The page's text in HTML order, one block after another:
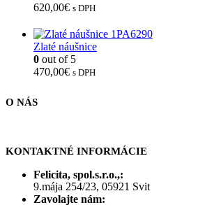
620,00€ s DPH
Zlaté náušnice
0 out of 5
470,00€ s DPH
O NÁS
KONTAKTNÉ INFORMÁCIE
Felicita, spol.s.r.o.,:
9.mája 254/23, 05921 Svit
Zavolajte nám: